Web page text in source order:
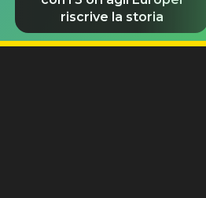
riscrive la storia